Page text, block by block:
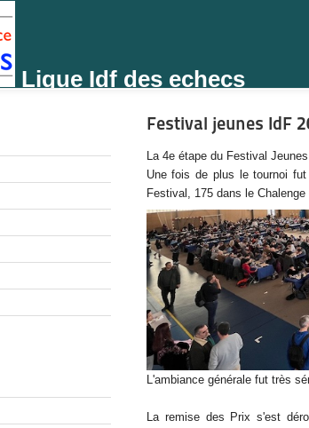
Ligue Idf des echecs
Festival jeunes IdF
La 4e étape du Festival
Une fois de plus le tournoi
Festival, 175 dans le
L'ambiance générale fut très
La remise des Prix s'est